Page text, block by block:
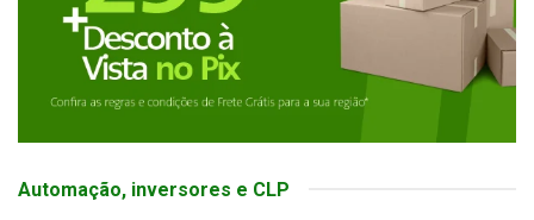
Automação, inversores e CLP